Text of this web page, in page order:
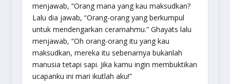
menjawab, “Orang mana yang kau maksudkan?
Lalu dia jawab, “Orang-orang yang berkumpul
untuk mendengarkan ceramahmu.” Ghayats lalu
menjawab, “Oh orang-orang itu yang kau
maksudkan, mereka itu sebenarnya bukanlah
manusia tetapi sapi. Jika kamu ingin membuktikan
ucapanku ini mari ikutlah aku!”